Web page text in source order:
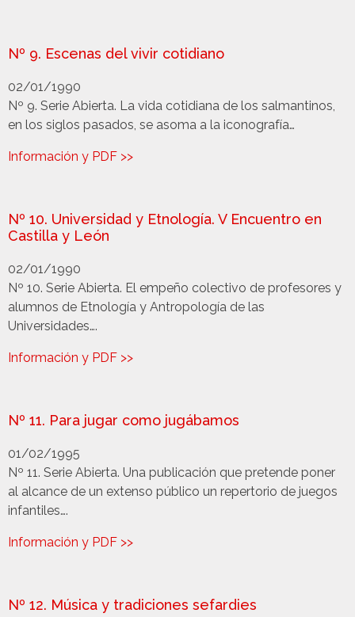
Nº 9. Escenas del vivir cotidiano
02/01/1990
Nº 9. Serie Abierta. La vida cotidiana de los salmantinos,
en los siglos pasados, se asoma a la iconografía…
Información y PDF >>
Nº 10. Universidad y Etnología. V Encuentro en
Castilla y León
02/01/1990
Nº 10. Serie Abierta. El empeño colectivo de profesores y
alumnos de Etnología y Antropología de las
Universidades….
Información y PDF >>
Nº 11. Para jugar como jugábamos
01/02/1995
Nº 11. Serie Abierta. Una publicación que pretende poner
al alcance de un extenso público un repertorio de juegos
infantiles….
Información y PDF >>
Nº 12. Música y tradiciones sefardies